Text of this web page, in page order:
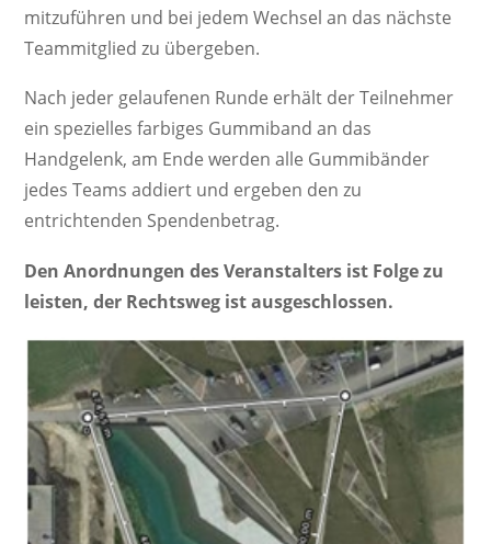
mitzuführen und bei jedem Wechsel an das nächste
Teammitglied zu übergeben.
Nach jeder gelaufenen Runde erhält der Teilnehmer
ein spezielles farbiges Gummiband an das
Handgelenk, am Ende werden alle Gummibänder
jedes Teams addiert und ergeben den zu
entrichtenden Spendenbetrag.
Den Anordnungen des Veranstalters ist Folge zu
leisten, der Rechtsweg ist ausgeschlossen.